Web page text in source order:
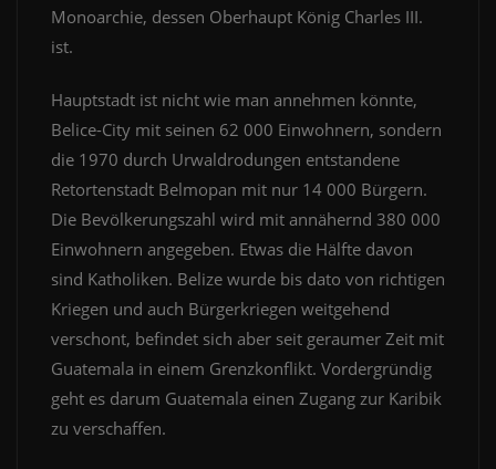
Monoarchie, dessen Oberhaupt König Charles III.
ist.
Hauptstadt ist nicht wie man annehmen könnte,
Belice-City mit seinen 62 000 Einwohnern, sondern
die 1970 durch Urwaldrodungen entstandene
Retortenstadt Belmopan mit nur 14 000 Bürgern.
Die Bevölkerungszahl wird mit annähernd 380 000
Einwohnern angegeben. Etwas die Hälfte davon
sind Katholiken. Belize wurde bis dato von richtigen
Kriegen und auch Bürgerkriegen weitgehend
verschont, befindet sich aber seit geraumer Zeit mit
Guatemala in einem Grenzkonflikt. Vordergründig
geht es darum Guatemala einen Zugang zur Karibik
zu verschaffen.